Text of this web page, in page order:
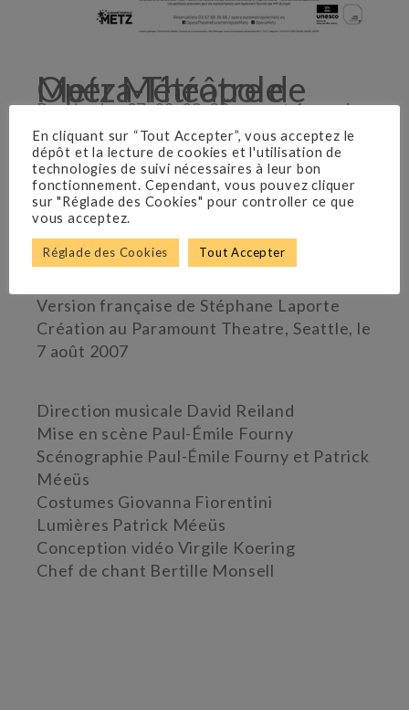
Opéra-Théâtre de Metz Métropole
Reprise les 27, 28, 29, 30 mars et 1er mai
2025
Reprise les 28, 29 et 30 octobre 2022
Reprise du 28 au 31 octobre 2021
Les 18,19 et 20 décembre 2020
Lyrique Mel Brooks
Version française de Stéphane Laporte
Création au Paramount Theatre, Seattle, le
7 août 2007
Direction musicale David Reiland
Mise en scène Paul-Émile Fourny
Scénographie Paul-Émile Fourny et Patrick
Méeüs
Costumes Giovanna Fiorentini
Lumières Patrick Méeüs
Conception vidéo Virgile Koering
Chef de chant Bertille Monsell
En cliquant sur “Tout Accepter”, vous acceptez le
dépôt et la lecture de cookies et l'utilisation de
technologies de suivi nécessaires à leur bon
fonctionnement. Cependant, vous pouvez cliquer
sur "Réglade des Cookies" pour controller ce que
vous acceptez.
Réglade des Cookies Tout Accepter